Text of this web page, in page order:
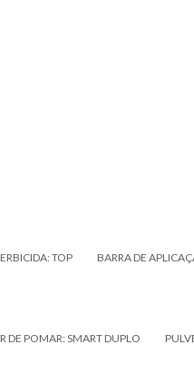
TOP BARRA DE
DE POMAR: SMART DUPLO